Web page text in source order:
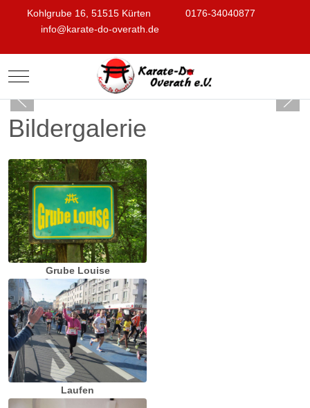
Kohlgrube 16, 51515 Kürten
0176-34040877
info@karate-do-overath.de
Mobile Menu Toggle
Bildergalerie
Grube Louise
Laufen